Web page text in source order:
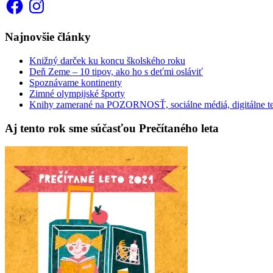
Najnovšie články
Knižný darček ku koncu školského roku
Deň Zeme – 10 tipov, ako ho s deťmi osláviť
Spoznávame kontinenty
Zimné olympijské športy
Knihy zamerané na POZORNOSŤ, sociálne médiá, digitálne
Aj tento rok sme súčasťou Prečítaného leta